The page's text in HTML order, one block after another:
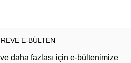
E-BÜLTEN
daha fazlası için e-bültenimize